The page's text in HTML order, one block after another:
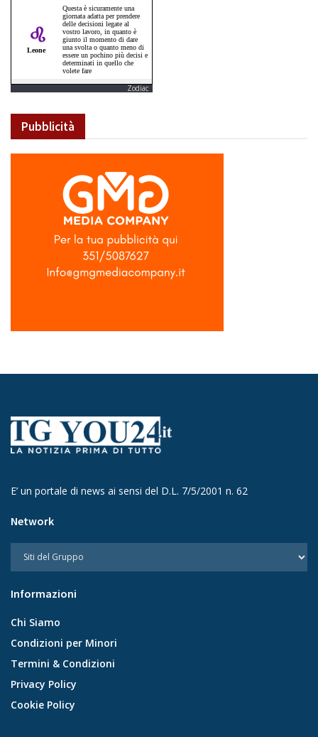
Zodiac
Pubblicità
E’ un portale di news ai sensi del D.L. 7/5/2001 n. 62
Network
Informazioni
Chi Siamo
Condizioni per Minori
Termini & Condizioni
Privacy Policy
Cookie Policy